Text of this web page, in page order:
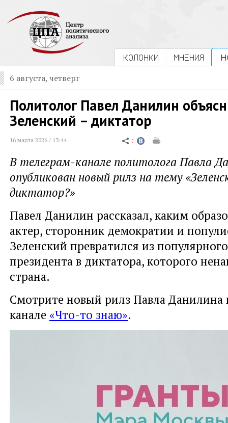
КОЛОНКИ МНЕНИЯ
6 августа, четверг
Политолог Павел Данилин
Зеленский – диктатор
16 марта 2026 / 13:44
В телеграм-канале политолога Павла
опубликован новый рилз на тему
диктатор?»
Павел Данилин рассказал, каким
актер, сторонник демократии и
Зеленский превратился из
президента в диктатора, которого
страна.
Смотрите новый рилз Павла Данилина
канале «Что-то знаю».